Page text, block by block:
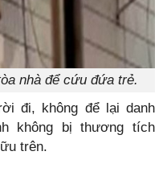
nhà để cứu đứa trẻ.
đi, không để lại danh
không bị thương tích
trên.